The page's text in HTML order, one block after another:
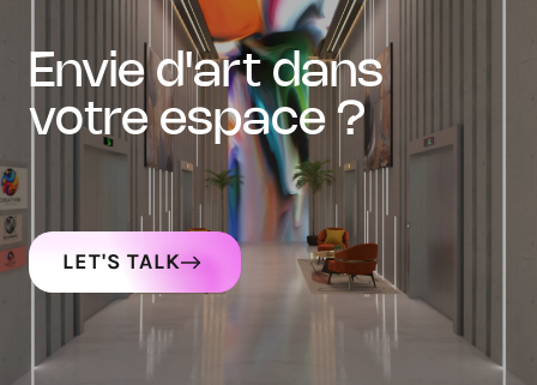
envie d'art dans
votre espace ?
LET'S TALK